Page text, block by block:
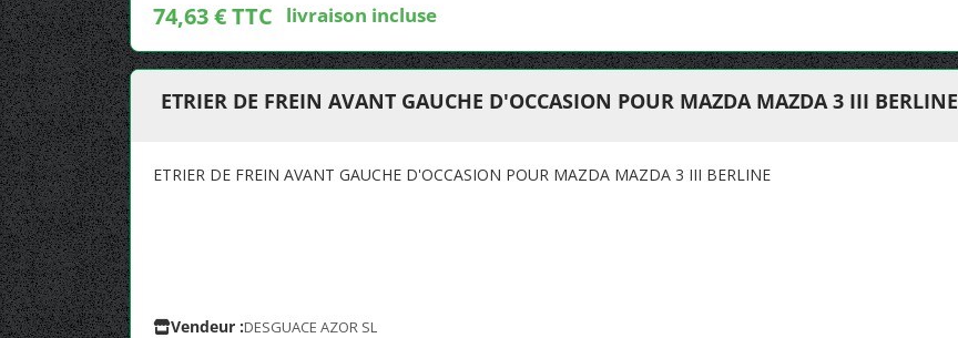
74,63 € TTC livraison incluse
ETRIER DE FREIN AVANT GAUCHE D'OCCASION POUR MAZDA MAZDA 3 III BERLINE
ETRIER DE FREIN AVANT GAUCHE D'OCCASION POUR MAZDA MAZDA 3 III BERLINE
Vendeur :DESGUACE AZOR SL